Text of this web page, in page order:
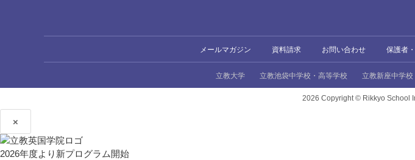
メールマガジン 資料請求 お問い合わせ 保護者
立教大学 立教池袋中学校・高等学校 立教新座中学
2026 Copyright © Rikkyo School
×
2026年度より新プログラム開始